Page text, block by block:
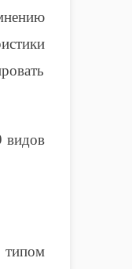
видов
типом